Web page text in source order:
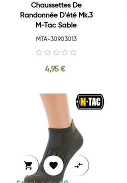
Chaussettes De
Randonnée D'été Mk.3
M-Tac Sable
MTA-30903013
4,95 €
  